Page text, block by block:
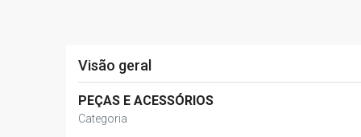
Visão geral
PEÇAS E ACESSÓRIOS
Categoria